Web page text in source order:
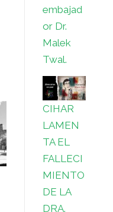
embajad
or Dr.
Malek
Twal.
CIHAR
LAMEN
TA EL
FALLECI
MIENTO
DE LA
DRA.